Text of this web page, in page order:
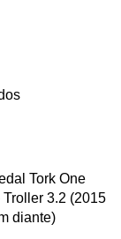
Tork One
Troller 3.2 (2015
diante)